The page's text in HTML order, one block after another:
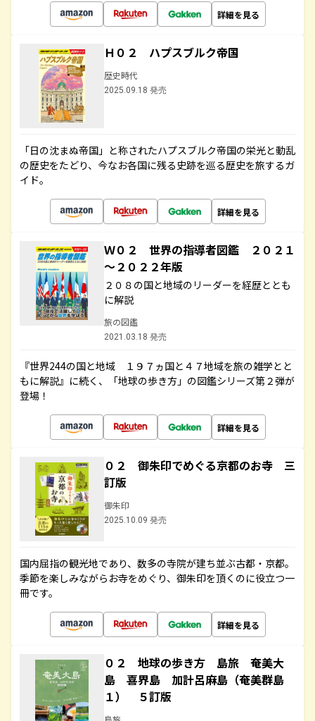
詳細を見る
Ｈ０２ ハプスブルク帝国
歴史時代
2025.09.18 発売
「日の沈まぬ帝国」と称されたハプスブルク帝国の栄光と動乱
の歴史をたどり、今なお各国に残る史跡を巡る歴史を旅するガ
イド。
詳細を見る
Ｗ０２ 世界の指導者図鑑 ２０２１
～２０２２年版
２０８の国と地域のリーダーを経歴ととも
に解説
旅の図鑑
2021.03.18 発売
『世界244の国と地域 １９７ヵ国と４７地域を旅の雑学とと
もに解説』に続く、「地球の歩き方」の図鑑シリーズ第２弾が
登場！
詳細を見る
０２ 御朱印でめぐる京都のお寺 三
訂版
御朱印
2025.10.09 発売
国内屈指の観光地であり、数多の寺院が建ち並ぶ古都・京都。
季節を楽しみながらお寺をめぐり、御朱印を頂くのに役立つ一
冊です。
詳細を見る
０２ 地球の歩き方 島旅 奄美大
島 喜界島 加計呂麻島（奄美群島
１） ５訂版